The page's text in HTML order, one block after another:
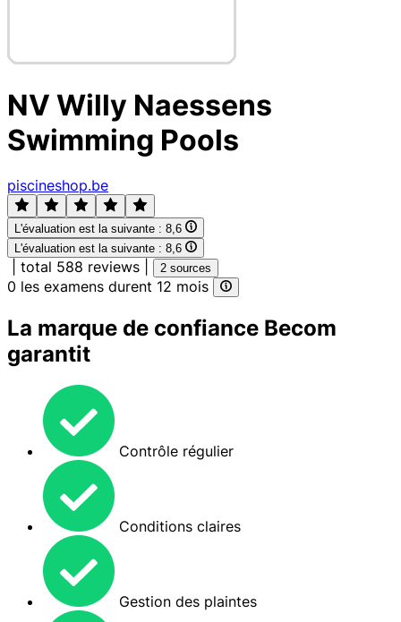
NV Willy Naessens
Swimming Pools
piscineshop.be
L'évaluation est la suivante : 8,6
L'évaluation est la suivante : 8,6
total 588 reviews 2 sources
0 les examens durent 12 mois
La marque de confiance Becom
garantit
Contrôle régulier
Conditions claires
Gestion des plaintes